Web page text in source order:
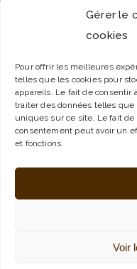
Gérer le
cookies
Pour offrir les meilleures
telles que les cookies pour
appareils. Le fait de consentir
traiter des données telles que
uniques sur ce site. Le fait de
consentement peut avoir un
et fonctions.
Voir
SPÉCIALITÉ
PAUSE GOURMANDE
NOS IDÉES
ÉVÈNEMENT